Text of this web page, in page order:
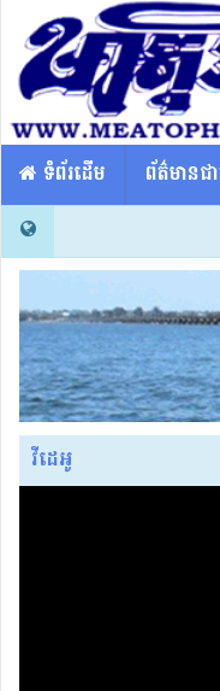
​​ ទំព័រដើម ព័ត៌មានជ
វីដេអូ